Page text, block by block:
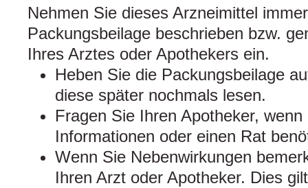
Nehmen Sie dieses Arzneimittel
Packungsbeilage beschrieben bzw.
Ihres Arztes oder Apothekers ein.
Heben Sie die Packungsbeilage
diese später nochmals lesen.
Fragen Sie Ihren Apotheker,
Informationen oder einen Rat
Wenn Sie Nebenwirkungen
Ihren Arzt oder Apotheker. Dies